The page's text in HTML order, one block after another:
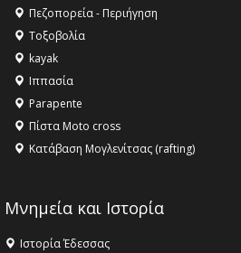
Πεζοπορεία - Περιήγηση
Τοξοβολία
kayak
Ιππασία
Parapente
Πίστα Moto cross
Κατάβαση Μογλενίτσας (rafting)
Μνημεία και Ιστορία
Ιστορία Έδεσσας